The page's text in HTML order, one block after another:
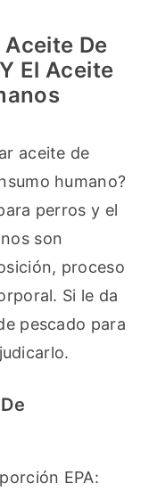
De
El Aceite
aceite de
humano?
perros y el
son
proceso
Si le da
pescado para
EPA: